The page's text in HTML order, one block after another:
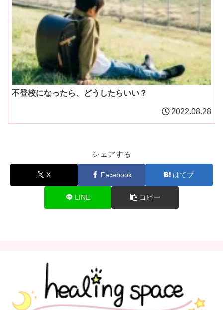
不登校になったら、どうしたらいい？
2022.08.28
シェアする
X Facebook はてブ
LINE コピー